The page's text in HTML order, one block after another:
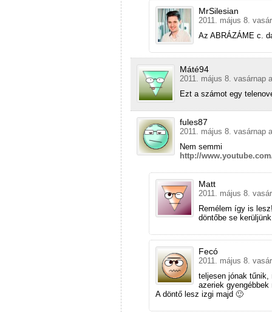
MrSilesian
2011. május 8.
Az ABRÁZÁME c.
Máté94
2011. május 8. vasárnap
Ezt a számot egy
fules87
2011. május 8. vasárnap
Nem semmi
http://
Matt
2011. május 8.
Remélem így is
döntőbe se
Fecó
2011. május 8.
teljesen jónak
azeriek gyengébbek
A döntő lesz izgi majd 🙂